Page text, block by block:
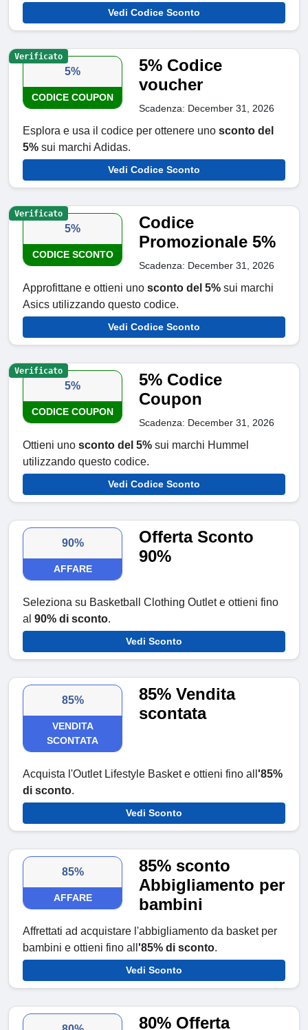
Vedi Codice Sconto
5%
CODICE COUPON
5% Codice
voucher
Scadenza: December 31, 2026
Esplora e usa il codice per ottenere uno sconto del
5% sui marchi Adidas.
Vedi Codice Sconto
Verificato
5%
CODICE SCONTO
Codice
Promozionale 5%
Scadenza: December 31, 2026
Approfittane e ottieni uno sconto del 5% sui marchi
Asics utilizzando questo codice.
Vedi Codice Sconto
Verificato
5%
CODICE COUPON
5% Codice
Coupon
Scadenza: December 31, 2026
Ottieni uno sconto del 5% sui marchi Hummel
utilizzando questo codice.
Vedi Codice Sconto
Verificato
90%
AFFARE
Offerta Sconto
90%
Seleziona su Basketball Clothing Outlet e ottieni fino
al 90% di sconto.
Vedi Sconto
85%
VENDITA
SCONTATA
85% Vendita
scontata
Acquista l'Outlet Lifestyle Basket e ottieni fino all '85%
di sconto.
Vedi Sconto
85%
AFFARE
85% sconto
Abbigliamento per
bambini
Affrettati ad acquistare l'abbigliamento da basket per
bambini e ottieni fino all '85% di sconto.
Vedi Sconto
80% Offerta